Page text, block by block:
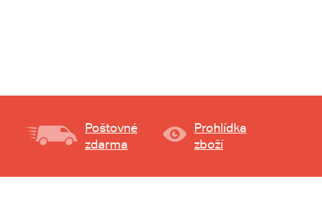
Poštovné
zdarma
Prohlídka
zboží